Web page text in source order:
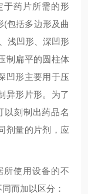
药片所需的形
(包括多边形及曲
浅凹形、深凹形
制扁平的圆柱体
凹形主要用于压
异形片形。为了
以刻制出药品名
剂量的片剂，应
使用设备的不
而加以区分：